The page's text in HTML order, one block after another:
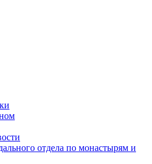
отдела по монастырям и